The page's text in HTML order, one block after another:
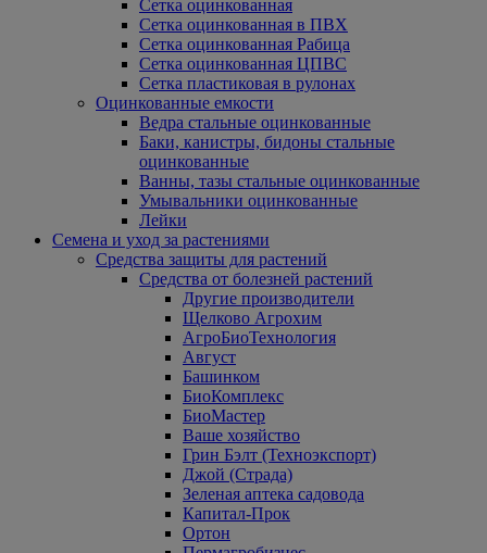
Сетка оцинкованная
Сетка оцинкованная в ПВХ
Сетка оцинкованная Рабица
Сетка оцинкованная ЦПВС
Сетка пластиковая в рулонах
Оцинкованные емкости
Ведра стальные оцинкованные
Баки, канистры, бидоны стальные
оцинкованные
Ванны, тазы стальные оцинкованные
Умывальники оцинкованные
Лейки
Семена и уход за растениями
Средства защиты для растений
Средства от болезней растений
Другие производители
Щелково Агрохим
АгроБиоТехнология
Август
Башинком
БиоКомплекс
БиоМастер
Ваше хозяйство
Грин Бэлт (Техноэкспорт)
Джой (Страда)
Зеленая аптека садовода
Капитал-Прок
Ортон